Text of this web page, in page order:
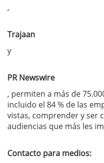
,
Trajaan
y
PR Newswire
, permiten a más de
incluido el 84 % de las
vistas, comprender y ser
audiencias que más les
Contacto para medios: